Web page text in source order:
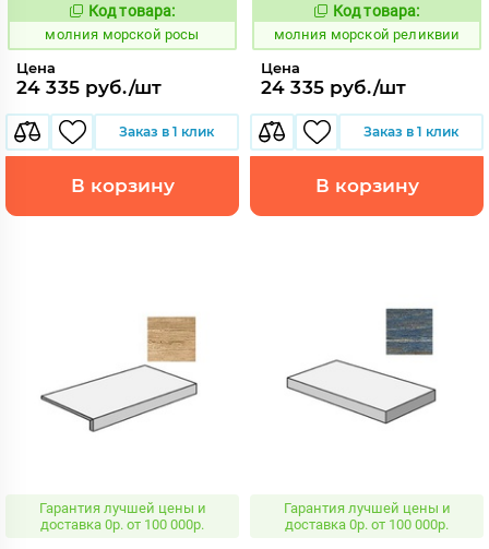
1007582
Код товара:
молния морской росы
Цена
24 335 руб./шт
Заказ в 1 клик
В корзину
1007580
Код товара:
молния морской реликвии
Цена
24 335 руб./шт
Заказ в 1 клик
В корзину
Гарантия лучшей цены и
доставка 0р. от 100 000р.
Гарантия лучшей цены и
доставка 0р. от 100 000р.